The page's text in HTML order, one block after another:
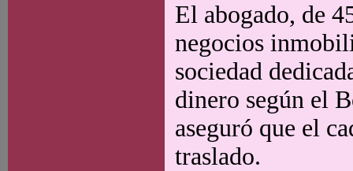
El abogado, de
negocios
sociedad
dinero según el
aseguró que el
traslado.